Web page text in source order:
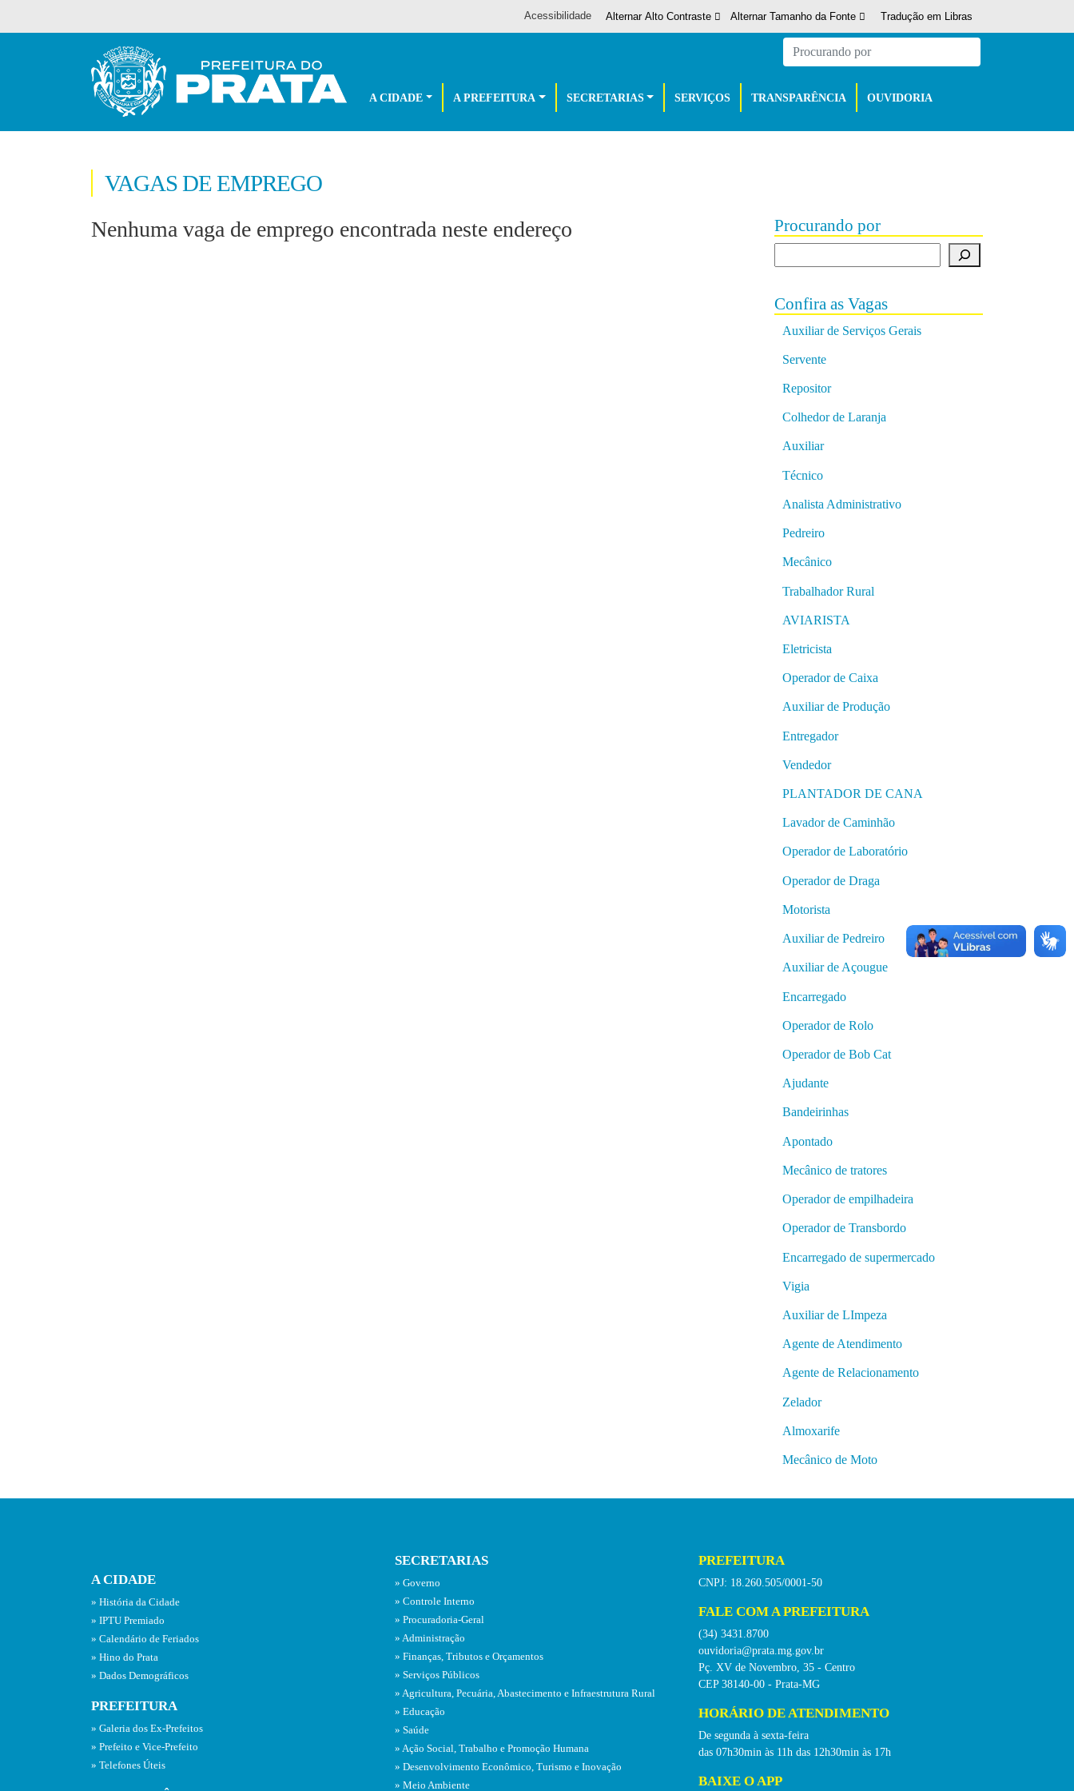
Tradução em Libras
Alternar Alto Contraste Alternar Tamanho da Fonte
Acessibilidade
A CIDADE A PREFEITURA SECRETARIAS SERVIÇOS TRANSPARÊNCIA OUVIDORIA
VAGAS DE EMPREGO
Nenhuma vaga de emprego encontrada neste endereço Procurando por
Confira as Vagas
Auxiliar de Serviços Gerais
Servente
Repositor
Colhedor de Laranja
Auxiliar
Técnico
Analista Administrativo
Pedreiro
Mecânico
Trabalhador Rural
AVIARISTA
Eletricista
Operador de Caixa
Auxiliar de Produção
Entregador
Vendedor
PLANTADOR DE CANA
Lavador de Caminhão
Operador de Laboratório
Operador de Draga
Motorista
Auxiliar de Pedreiro
Auxiliar de Açougue
Encarregado
Operador de Rolo
Operador de Bob Cat
Ajudante
Bandeirinhas
Apontado
Mecânico de tratores
Operador de empilhadeira
Operador de Transbordo
Encarregado de supermercado
Vigia
Auxiliar de LImpeza
Agente de Atendimento
Agente de Relacionamento
Zelador
Almoxarife
Mecânico de Moto
A CIDADE
História da Cidade
IPTU Premiado
Calendário de Feriados
Hino do Prata
Dados Demográficos
PREFEITURA
Galeria dos Ex-Prefeitos
Prefeito e Vice-Prefeito
Telefones Úteis
SECRETARIAS
Governo
Controle Interno
Procuradoria-Geral
Administração
Finanças, Tributos e Orçamentos
Serviços Públicos
Agricultura, Pecuária, Abastecimento e Infraestrutura Rural
Educação
Saúde
Ação Social, Trabalho e Promoção Humana
Desenvolvimento Econômico, Turismo e Inovação
Meio Ambiente
PREFEITURA
CNPJ: 18.260.505/0001-50
FALE COM A PREFEITURA
(34) 3431.8700
ouvidoria@prata.mg.gov.br
Pç. XV de Novembro, 35 - Centro
CEP 38140-00 - Prata-MG
HORÁRIO DE ATENDIMENTO
De segunda à sexta-feira
das 07h30min às 11h das 12h30min às 17h
BAIXE O APP